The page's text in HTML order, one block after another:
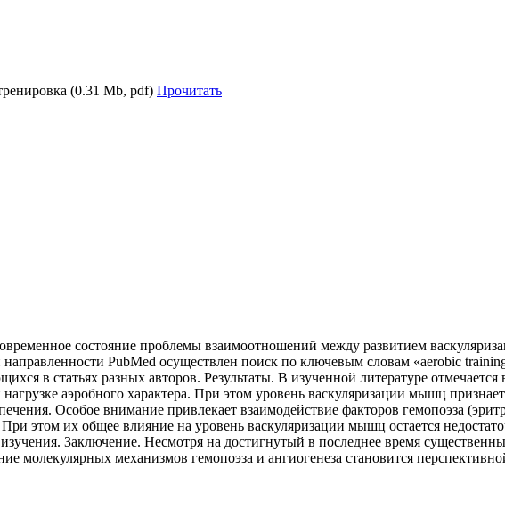
(0.31 Mb, pdf) Прочитать
состояние проблемы взаимоотношений между развитием
PubMed осуществлен поиск по ключевым словам «aerobic
в статьях разных авторов. Результаты. В изученной литературе
нагрузке аэробного характера. При этом уровень васкуляризации мышц
Особое внимание привлекает взаимодействие факторов гемопоэза
этом их общее влияние на уровень васкуляризации мышц остается
Заключение. Несмотря на достигнутый в последнее время
молекулярных механизмов гемопоэза и ангиогенеза становится